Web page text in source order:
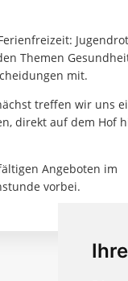
Themen
mit.
treffen wir uns
direkt auf dem Hof
Angeboten im
vorbei.